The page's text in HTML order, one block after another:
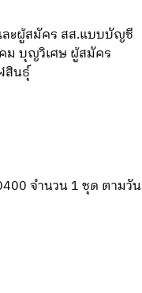
ละผู้สมัคร สส.แบบบัญชี
ม บุญวิเศษ ผู้สมัคร
สินธุ์
จำนวน 1 ชุด ตามวัน